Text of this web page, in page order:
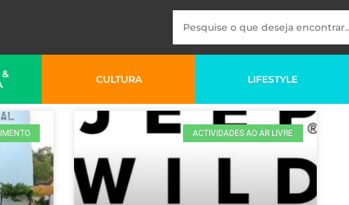
&
CULTURA LIFESTYLE
ACTIVIDADES AO AR LIVRE